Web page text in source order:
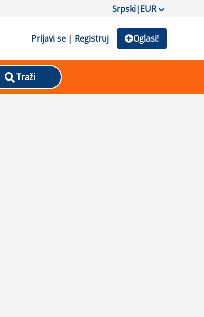
Srpski|EUR
Prijavi se | Registruj Oglasi!
Traži